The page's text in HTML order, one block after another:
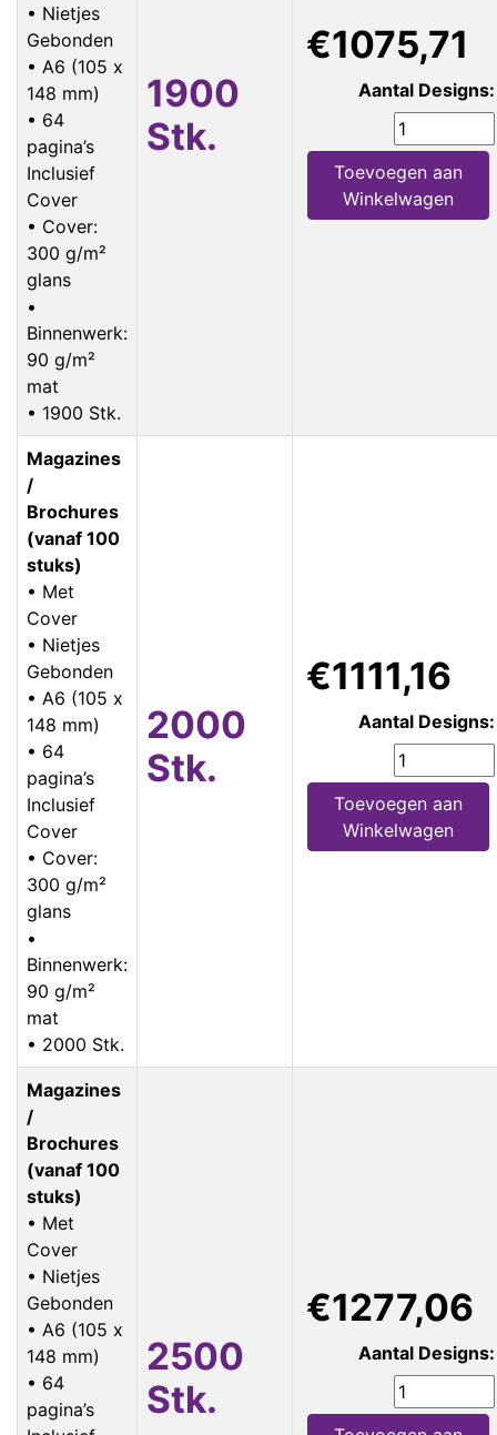
• Nietjes
Gebonden
• A6 (105 x
148 mm)
• 64
pagina’s
Inclusief
Cover
• Cover:
300 g/m²
glans
•
Binnenwerk:
90 g/m²
mat
• 1900 Stk.
1900
Stk.
€1075,71
Aantal Designs:
Toevoegen aan
Winkelwagen
Magazines
/
Brochures
(vanaf 100
stuks)
• Met
Cover
• Nietjes
Gebonden
• A6 (105 x
148 mm)
• 64
pagina’s
Inclusief
Cover
• Cover:
300 g/m²
glans
•
Binnenwerk:
90 g/m²
mat
• 2000 Stk.
2000
Stk.
€1111,16
Aantal Designs:
Toevoegen aan
Winkelwagen
Magazines
/
Brochures
(vanaf 100
stuks)
• Met
Cover
• Nietjes
Gebonden
• A6 (105 x
148 mm)
• 64
pagina’s
2500
Stk.
€1277,06
Aantal Designs: